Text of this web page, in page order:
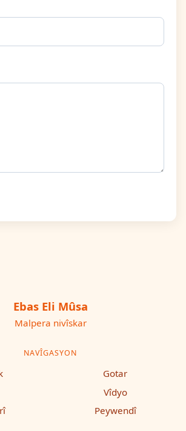
Ebas Eli Mûsa
Malpera nivîskar
NAVÎGASYON
Gotar
Vîdyo
Peywendî